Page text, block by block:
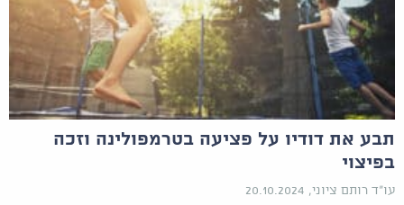
תבע את דודיו על פציעה בטרמפולינה וזכה
בפיצוי
עו"ד רותם ציוני, 20.10.2024